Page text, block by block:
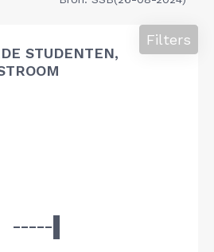
STUDENTEN,
Filters